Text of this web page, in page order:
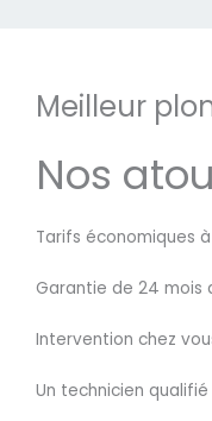
Meilleur
Nos
Tarifs économiques
Garantie de 24 mois
Intervention chez
Un technicien